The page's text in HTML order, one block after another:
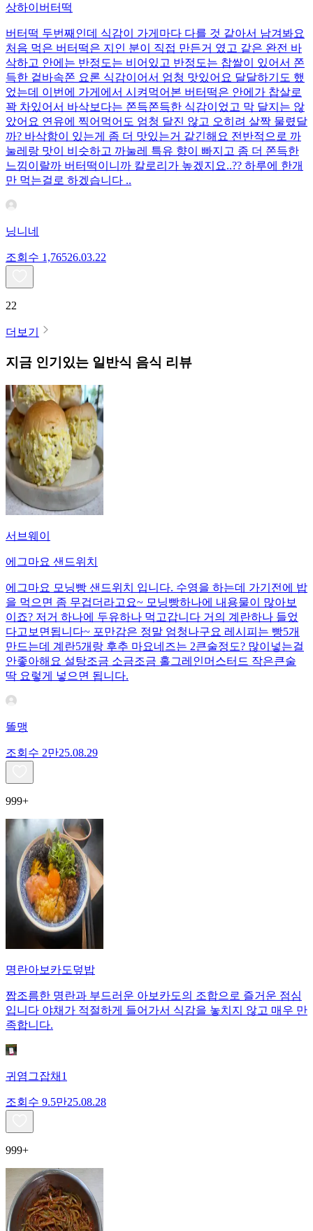
상하이버터떡
버터떡 두번째인데 식감이 가게마다 다를 것 같아서 남겨봐요
처음 먹은 버터떡은 지인 분이 직접 만든거 였고 같은 완전 바
삭하고 안에는 반정도는 비어있고 반정도는 찹쌀이 있어서 쫀
득한 겉바속쫀 요론 식감이어서 엄청 맛있어요 달달하기도 했
었는데 이번에 가게에서 시켜먹어본 버터떡은 안에가 찹살로
꽉 차있어서 바삭보다는 쫀득쫀득한 식감이었고 막 달지는 않
았어요 연유에 찍어먹어도 엄청 달진 않고 오히려 살짝 물렸달
까? 바삭함이 있는게 좀 더 맛있는거 같긴해요 전반적으로 까
눌레랑 맛이 비슷하고 까눌레 특유 향이 빠지고 좀 더 쫀득한
느낌이랄까 버터떡이니까 칼로리가 높겠지요..?? 하루에 한개
만 먹는걸로 하겠습니다 ..
닝니네
조회수 1,76526.03.22
22
더보기
지금 인기있는 일반식 음식 리뷰
서브웨이
에그마요 샌드위치
에그마요 모닝빵 샌드위치 입니다. 수영을 하는데 가기전에 밥
을 먹으면 좀 무겁더라고요~ 모닝빵하나에 내용물이 많아보
이죠? 저거 하나에 두유하나 먹고갑니다 거의 계란하나 들었
다고보면됩니다~ 포만감은 정말 엄청나구요 레시피는 빵5개
만드는데 계란5개랑 후추 마요네즈는 2큰술정도? 많이넣는걸
안좋아해요 설탕조금 소금조금 홀그레인머스터드 작은큰술
딱 요렇게 넣으면 됩니다.
똘맹
조회수 2만25.08.29
999+
명란아보카도덮밥
짭조름한 명란과 부드러운 아보카도의 조합으로 즐거운 점심
입니다 야채가 적절하게 들어가서 식감을 놓치지 않고 매우 만
족합니다.
귀염그잡채1
조회수 9.5만25.08.28
999+